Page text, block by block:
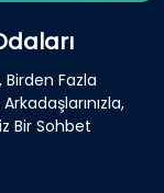
Birden Fazla
Bir Sohbet